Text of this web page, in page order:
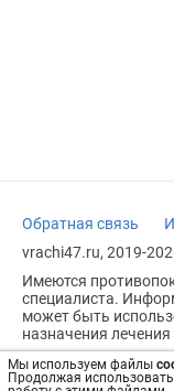
Мы используем файлы
Продолжая использовать
Обратная связь
vrachi47.ru, 2019-
Имеются
специалиста.
может быть
назначения
Возрастное